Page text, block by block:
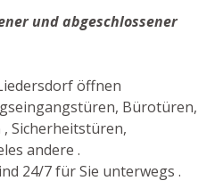
und abgeschlossener
öffnen
Bürotüren,
Sicherheitstüren,
andere .
24/7 für Sie unterwegs .